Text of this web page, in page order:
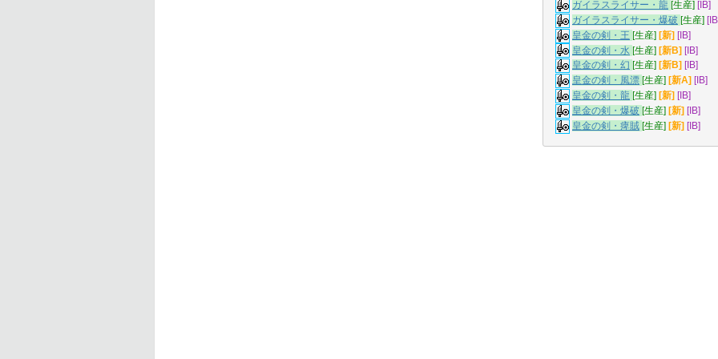
ガイラスライサー・龍 [生産] [IB]
ガイラスライサー・爆破 [生産]
皇金の剣・王 [生産] [新] [IB]
皇金の剣・水 [生産] [新B] [IB]
皇金の剣・幻 [生産] [新B] [IB]
皇金の剣・風漂 [生産] [新A] [IB]
皇金の剣・龍 [生産] [新] [IB]
皇金の剣・爆破 [生産] [新] [IB]
皇金の剣・痺賊 [生産] [新] [IB]